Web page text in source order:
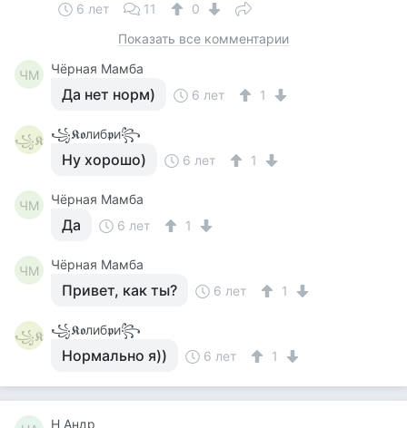
6 лет 11
0
Показать все комментарии
ЧМ Чёрная Мамба
Да нет норм) 6 лет 1
꧁𝕶 ꧁𝕶𝖔либ𝖕и꧂
Ну хорошо) 6 лет 1
ЧМ Чёрная Мамба
Да 6 лет 1
ЧМ Чёрная Мамба
Привет, как ты? 6 лет 1
꧁𝕶 ꧁𝕶𝖔либ𝖕и꧂
Нормально я)) 6 лет 1
Н Андр